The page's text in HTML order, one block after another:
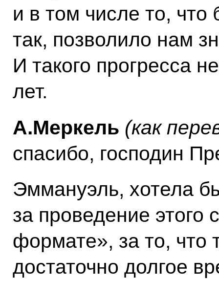
и в том числе то,
так, позволило нам
И такого прогресса
лет.
А.Меркель (как
спасибо, господин
Эммануэль, хотела
за проведение
формате», за то, что
достаточно долгое